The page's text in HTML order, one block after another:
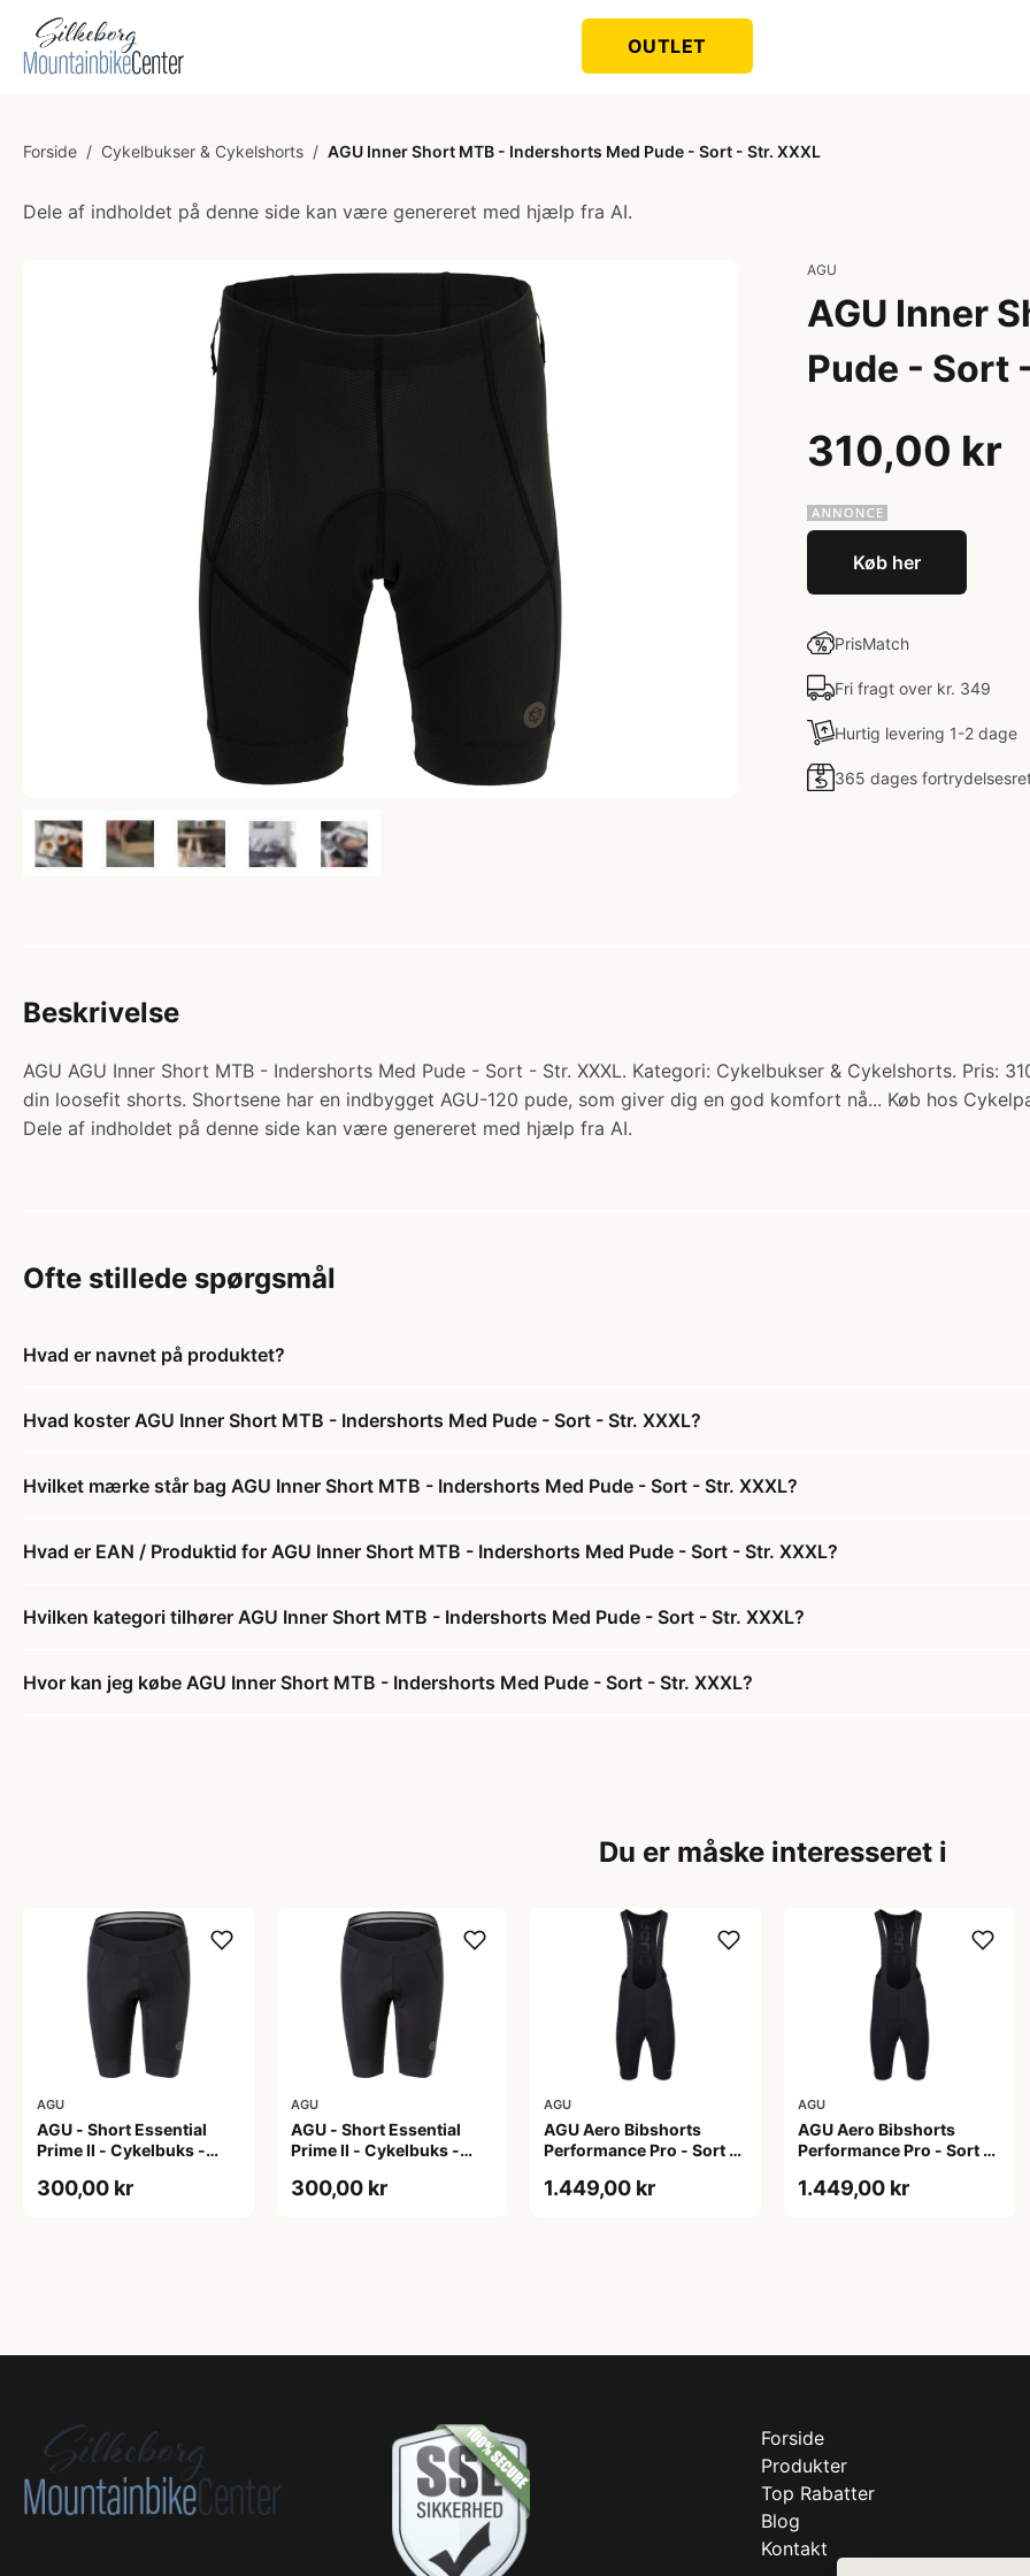
OUTLET
Forside / Cykelbukser & Cykelshorts / AGU Inner Short MTB - Indershorts Med Pude - Sort - Str. XXXL
Dele af indholdet på denne side kan være genereret med hjælp fra AI.
AGU
AGU Inner
Pude - Sort
310,00 kr
Køb her
PrisMatch
Fri fragt over kr. 349
Hurtig levering 1-2 dage
365 dages
Beskrivelse
AGU AGU Inner Short MTB - Indershorts Med Pude - Sort - Str. XXXL. Kategori: Cykelbukser & Cykelshorts. Pris:
din loosefit shorts. Shortsene har en indbygget AGU-120 pude, som giver dig en god komfort nå... Køb hos
Dele af indholdet på denne side kan være genereret med hjælp fra AI.
Ofte stillede spørgsmål
Hvad er navnet på produktet?
Hvad koster AGU Inner Short MTB - Indershorts Med Pude - Sort - Str. XXXL?
Hvilket mærke står bag AGU Inner Short MTB - Indershorts Med Pude - Sort - Str. XXXL?
Hvad er EAN / Produktid for AGU Inner Short MTB - Indershorts Med Pude - Sort - Str. XXXL?
Hvilken kategori tilhører AGU Inner Short MTB - Indershorts Med Pude - Sort - Str. XXXL?
Hvor kan jeg købe AGU Inner Short MTB - Indershorts Med Pude - Sort - Str. XXXL?
Du er måske interesseret i
AGU
AGU - Short Essential
Prime II - Cykelbuks -
300,00 kr
AGU
AGU - Short Essential
Prime II - Cykelbuks -
300,00 kr
AGU
AGU Aero Bibshorts
Performance Pro - Sort -
1.449,00 kr
AGU
AGU Aero Bibshorts
Performance Pro - Sort -
1.449,00 kr
Forside
Produkter
Top Rabatter
Blog
Kontakt